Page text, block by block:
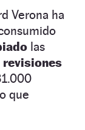
Verona ha
las
revisiones
que